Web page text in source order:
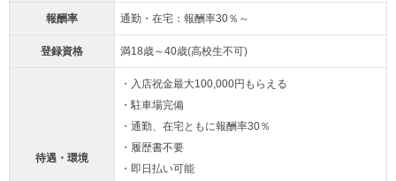
報酬率 通勤・在宅：報酬率30％～
登録資格 満18歳～40歳(高校生不可)
待遇・環境
・入店祝金最大100,000円もらえる
・駐車場完備
・通勤、在宅ともに報酬率30％
・履歴書不要
・即日払い可能